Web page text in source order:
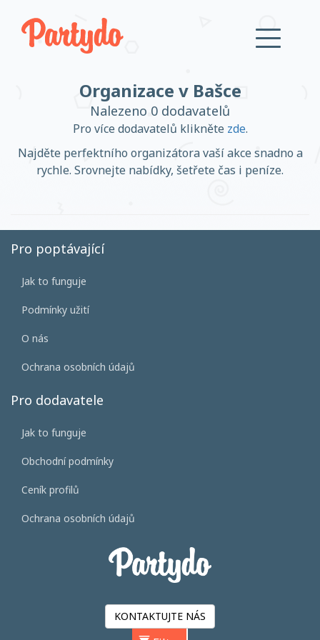
Založit účet
Přihlásit se
Založit účet
Organizace v Bašce
Nalezeno 0 dodavatelů
Pro více dodavatelů klikněte zde.
Najděte perfektního organizátora vaší akce snadno a
rychle. Srovnejte nabídky, šetřete čas i peníze.
Pro poptávající
Jak to funguje
Podmínky užití
O nás
Ochrana osobních údajů
Pro dodavatele
Jak to funguje
Obchodní podmínky
Ceník profilů
Ochrana osobních údajů
KONTAKTUJTE NÁS